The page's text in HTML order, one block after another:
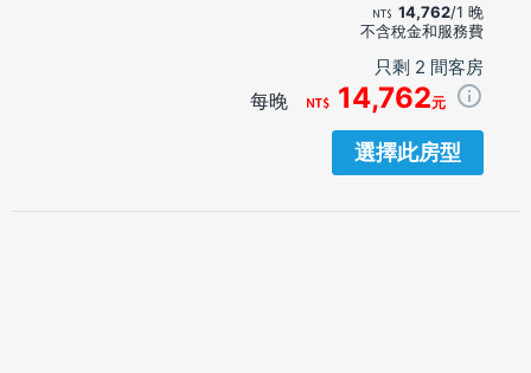
14,762/1 晚
不含稅金和服務費
只剩 2 間客房
每晚 14,762元
選擇此房型